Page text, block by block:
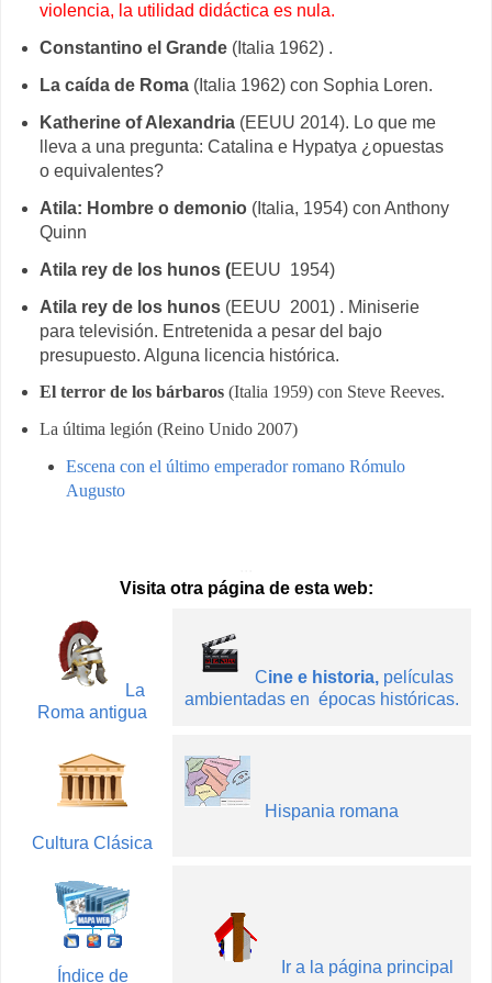
violencia, la utilidad didáctica es nula.
Constantino el Grande (Italia 1962) .
La caída de Roma (Italia 1962) con Sophia Loren.
Katherine of Alexandria(EEUU 2014). Lo que me
lleva a una pregunta: Catalina e Hypatya ¿opuestas
o equivalentes?
Atila: Hombre o demonio (Italia, 1954) con Anthony
Quinn
Atila rey de los hunos (EEUU 1954)
Atila rey de los hunos (EEUU 2001) . Miniserie
para televisión. Entretenida a pesar del bajo
presupuesto. Alguna licencia histórica.
El terror de los bárbaros (Italia 1959) con Steve Reeves.
La última legión (Reino Unido 2007)
Escena con el último emperador romano Rómulo
Augusto
Visita otra página de esta web:
La
Roma antigua
Cine e historia, películas
ambientadas en épocas históricas.
Cultura Clásica
Hispania romana
Índice de Ir a la página principal